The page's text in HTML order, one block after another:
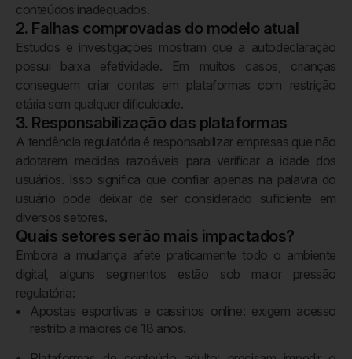
conteúdos inadequados.
2. Falhas comprovadas do modelo atual
Estudos e investigações mostram que a autodeclaração
possui baixa efetividade. Em muitos casos, crianças
conseguem criar contas em plataformas com restrição
etária sem qualquer dificuldade.
3. Responsabilização das plataformas
A tendência regulatória é responsabilizar empresas que não
adotarem medidas razoáveis para verificar a idade dos
usuários. Isso significa que confiar apenas na palavra do
usuário pode deixar de ser considerado suficiente em
diversos setores.
Quais setores serão mais impactados?
Embora a mudança afete praticamente todo o ambiente
digital, alguns segmentos estão sob maior pressão
regulatória:
Apostas esportivas e cassinos online: exigem acesso
restrito a maiores de 18 anos.